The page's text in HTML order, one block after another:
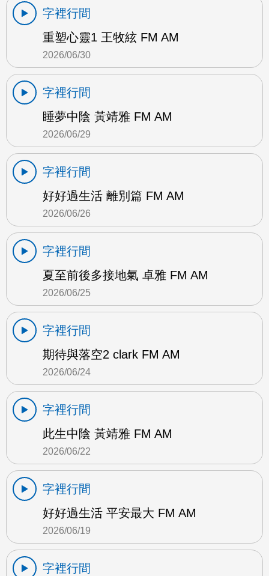
字裡行間
重塑心靈1 王牧絃 FM AM
2026/06/30
字裡行間
睡夢中陰 黃靖雅 FM AM
2026/06/29
字裡行間
好好過生活 離別篇 FM AM
2026/06/26
字裡行間
夏至前後多接地氣 卓雅 FM AM
2026/06/25
字裡行間
期待與落空2 clark FM AM
2026/06/24
字裡行間
此生中陰 黃靖雅 FM AM
2026/06/22
字裡行間
好好過生活 平安最大 FM AM
2026/06/19
字裡行間